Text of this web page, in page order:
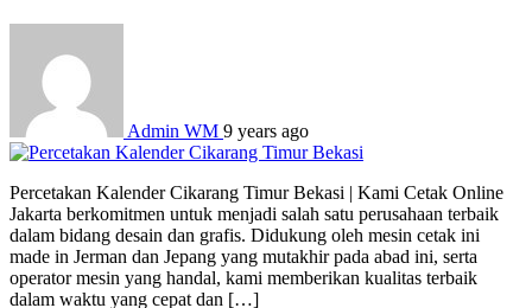
Admin WM 9 years ago
Percetakan Kalender Cikarang Timur Bekasi | Kami Cetak Online
Jakarta berkomitmen untuk menjadi salah satu perusahaan terbaik
dalam bidang desain dan grafis. Didukung oleh mesin cetak ini
made in Jerman dan Jepang yang mutakhir pada abad ini, serta
operator mesin yang handal, kami memberikan kualitas terbaik
dalam waktu yang cepat dan […]